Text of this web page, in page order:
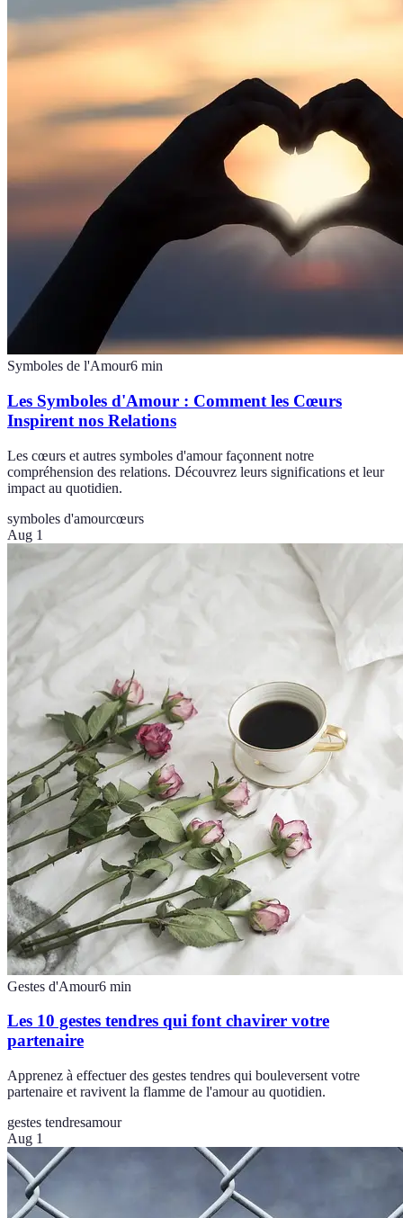
Symboles de l'Amour6 min
Les Symboles d'Amour : Comment les Cœurs
Inspirent nos Relations
Les cœurs et autres symboles d'amour façonnent notre
compréhension des relations. Découvrez leurs significations et leur
impact au quotidien.
symboles d'amourcœurs
Aug 1
Gestes d'Amour6 min
Les 10 gestes tendres qui font chavirer votre
partenaire
Apprenez à effectuer des gestes tendres qui bouleversent votre
partenaire et ravivent la flamme de l'amour au quotidien.
gestes tendresamour
Aug 1